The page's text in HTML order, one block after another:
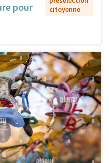
pour
citoyenne